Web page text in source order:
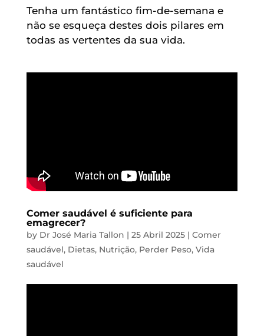
Tenha um fantástico fim-de-semana e
não se esqueça destes dois pilares em
todas as vertentes da sua vida.
Comer saudável é suficiente para
emagrecer?
by Dr José Maria Tallon | 25 Abril 2025| Comer
saudável, Dietas, Nutrição, Perder Peso, Vida
saudável